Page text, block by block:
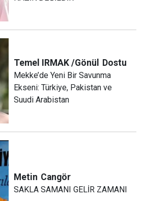
Temel IRMAK /Gönül Dostu
Mekke’de Yeni Bir Savunma
Ekseni: Türkiye, Pakistan ve
Suudi Arabistan
Metin Cangör
SAKLA SAMANI GELİR ZAMANI